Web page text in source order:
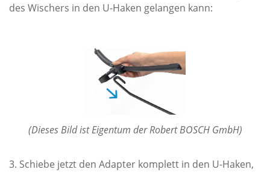
des Wischers in den U-Haken gelangen kann:
(Dieses Bild ist Eigentum der Robert BOSCH GmbH)
Schiebe jetzt den Adapter komplett in den U-Haken,